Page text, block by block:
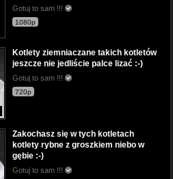
Gotuj to sam !!!
1080p
Kotlety ziemniaczane takich kotletów
jeszcze nie jedliście palce lizać :-)
Gotuj to sam !!!
720p
Zakochasz się w tych kotletach
kotlety rybne z groszkiem niebo w
gębie :-)
Gotuj to sam !!!